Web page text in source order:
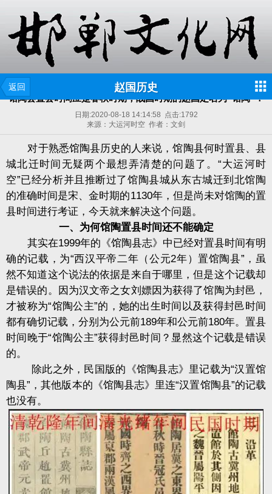
返回 赵国历史
馆陶县置县时间应是春秋时期，战国时期的赵国定名为“馆陶”！
日期:2020-08-18 14:14:58 点击:1792
来源：大运河时空 作者：文剑
对于熟悉馆陶县历史的人来说，馆陶县何时置县、县
城北迁时间无疑两个最想弄清楚的问题了。“大运河时
空”已经分析并且推断过了馆陶县城从东古城迁到北馆陶
的准确时间是宋、金时期的1130年，但是尚未对馆陶的置
县时间进行考证，今天就来解决这个问题。
一、为何馆陶置县时间还不能确定
其实在1999年的《馆陶县志》中已经对置县时间有明
确的记载，为“西汉平帝二年（公元2年）置馆陶县”，虽
然不知道这个说法的依据是来自于哪里，但是这个记载却
是错误的。因为汉文帝之女刘嫖因为获得了馆陶为封邑，
才被称为“馆陶公主”的，她的出生时间以及获得封邑时间
都有确切记载，分别为公元前189年和公元前180年。置县
时间晚于“馆陶公主”获得封邑时间？显然这个记载是错误
的。
除此之外，民国版的《馆陶县志》里记载为“汉置馆
陶县”，其他版本的《馆陶县志》里连“汉置馆陶县”的记载
也没有。